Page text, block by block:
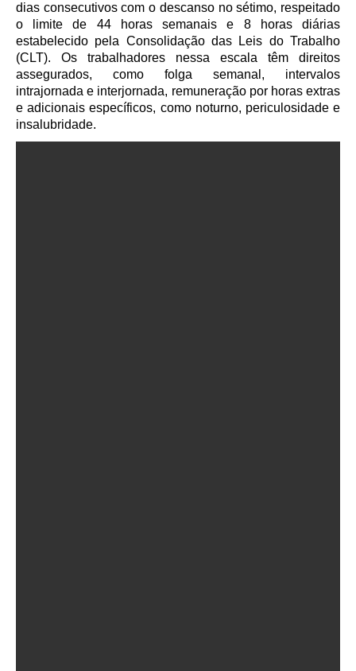
dias consecutivos com o descanso no sétimo, respeitado
o limite de 44 horas semanais e 8 horas diárias
estabelecido pela Consolidação das Leis do Trabalho
(CLT). Os trabalhadores nessa escala têm direitos
assegurados, como folga semanal, intervalos
intrajornada e interjornada, remuneração por horas extras
e adicionais específicos, como noturno, periculosidade e
insalubridade.